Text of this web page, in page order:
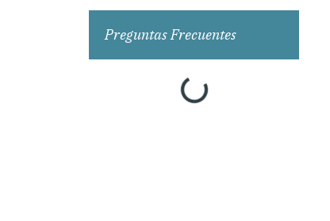
Preguntas Frecuentes